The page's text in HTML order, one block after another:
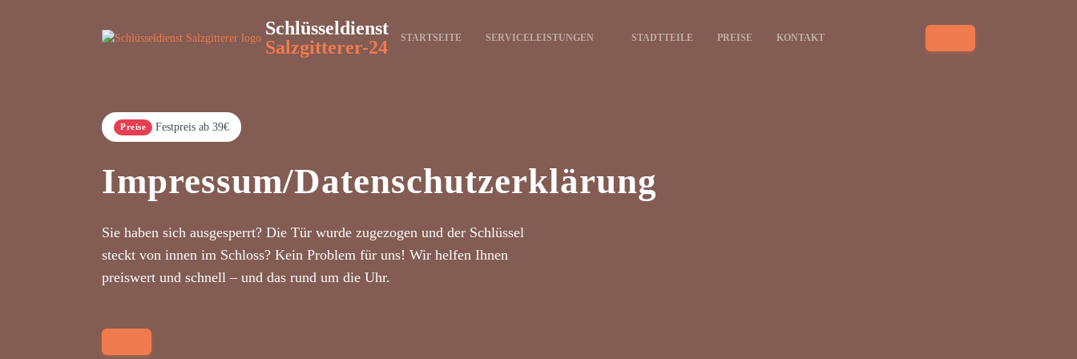
Schlüsseldienst
Salzgitterer-24
STARTSEITE SERVICELEISTUNGEN STADTTEILE PREISE KONTAKT
Preise Festpreis ab 39€
Impressum/Datenschutzerklärung
Sie haben sich ausgesperrt? Die Tür wurde zugezogen und der Schlüssel
steckt von innen im Schloss? Kein Problem für uns! Wir helfen Ihnen
preiswert und schnell – und das rund um die Uhr.